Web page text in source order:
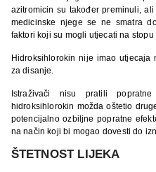
azitromicin su također preminuli,
medicinske njege se ne smatra
faktori koji su mogli utjecati na
Hidroksihlorokin nije imao
za disanje.
Istraživači nisu pratili
hidroksihlorokin možda oštetio
potencijalno ozbiljne popratne
na način koji bi mogao dovesti do
ŠTETNOST LIJEKA